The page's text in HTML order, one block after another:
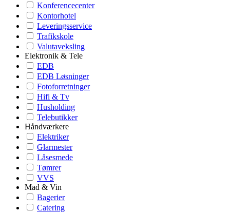
Konferencecenter
Kontorhotel
Leveringsservice
Trafikskole
Valutaveksling
Elektronik & Tele
EDB
EDB Løsninger
Fotoforretninger
Hifi & Tv
Husholding
Telebutikker
Håndværkere
Elektriker
Glarmester
Låsesmede
Tømrer
VVS
Mad & Vin
Bagerier
Catering